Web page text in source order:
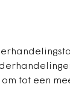
tot een